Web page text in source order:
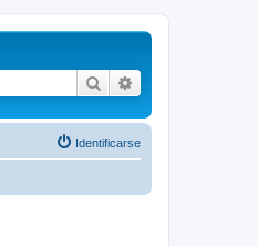
Buscar
Identificarse